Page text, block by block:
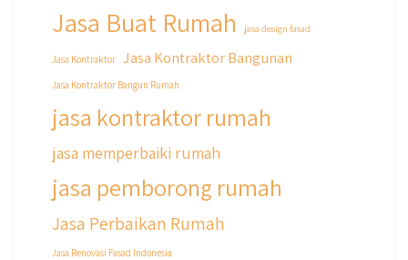
#jasarenovasirumahjakarta
#kontraktorjakarta #kontraktorbangunan
#kontraktorbangunanjakarta
#kontraktorbekasi #kontraktorinteriorjakarta
#jasabangunrumahdepok
#jasarenovasirumahbekasi
#jasadesainrumahmurah
#jasadesainrumahjakarta
#kontraktorbangunanjabodetabek
#jasabangunrumahjabodetabek
#qyusipersada
Jasa Buat Rumah jasa design fasad
Jasa Kontraktor Jasa Kontraktor Bangunan
Jasa Kontraktor Bangun Rumah
jasa kontraktor rumah
jasa memperbaiki rumah
jasa pemborong rumah
Jasa Perbaikan Rumah
Jasa Renovasi Fasad Indonesia